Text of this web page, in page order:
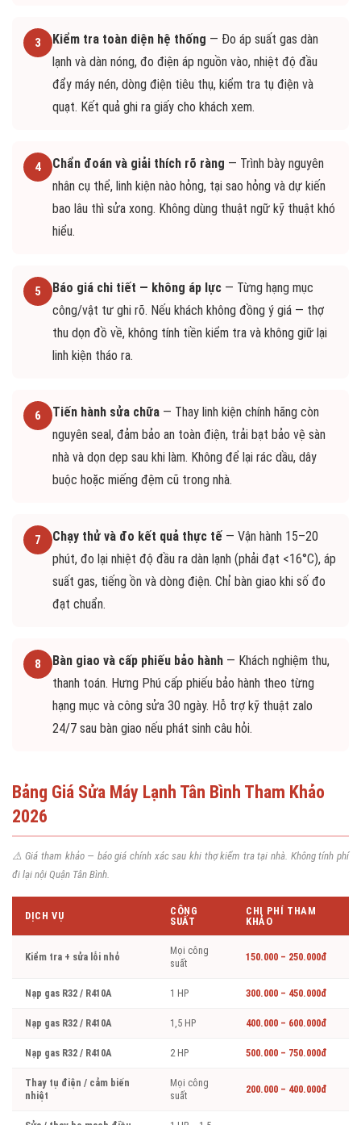
3 Kiểm tra toàn diện hệ thống — Đo áp suất gas dàn
lạnh và dàn nóng, đo điện áp nguồn vào, nhiệt độ đầu
đẩy máy nén, dòng điện tiêu thụ, kiểm tra tụ điện và
quạt. Kết quả ghi ra giấy cho khách xem.
4 Chẩn đoán và giải thích rõ ràng — Trình bày nguyên
nhân cụ thể, linh kiện nào hỏng, tại sao hỏng và dự kiến
bao lâu thì sửa xong. Không dùng thuật ngữ kỹ thuật khó
hiểu.
5 Báo giá chi tiết — không áp lực — Từng hạng mục
công/vật tư ghi rõ. Nếu khách không đồng ý giá — thợ
thu dọn đồ về, không tính tiền kiểm tra và không giữ lại
linh kiện tháo ra.
6 Tiến hành sửa chữa — Thay linh kiện chính hãng còn
nguyên seal, đảm bảo an toàn điện, trải bạt bảo vệ sàn
nhà và dọn dẹp sau khi làm. Không để lại rác dầu, dây
buộc hoặc miếng đệm cũ trong nhà.
7 Chạy thử và đo kết quả thực tế — Vận hành 15–20
phút, đo lại nhiệt độ đầu ra dàn lạnh (phải đạt <16°C), áp
suất gas, tiếng ồn và dòng điện. Chỉ bàn giao khi số đo
đạt chuẩn.
8 Bàn giao và cấp phiếu bảo hành — Khách nghiệm thu,
thanh toán. Hưng Phú cấp phiếu bảo hành theo từng
hạng mục và công sửa 30 ngày. Hỗ trợ kỹ thuật zalo
24/7 sau bàn giao nếu phát sinh câu hỏi.
Bảng Giá Sửa Máy Lạnh Tân Bình Tham Khảo
2026
⚠️ Giá tham khảo — báo giá chính xác sau khi thợ kiểm tra tại nhà. Không tính phí
đi lại nội Quận Tân Bình.
DỊCH VỤ
CÔNG
SUẤT
CHI PHÍ THAM
KHẢO
Kiểm tra + sửa lỗi nhỏ
Mọi công
suất
150.000 – 250.000đ
Nạp gas R32 / R410A 1 HP 300.000 – 450.000đ
Nạp gas R32 / R410A 1,5 HP 400.000 – 600.000đ
Nạp gas R32 / R410A 2 HP 500.000 – 750.000đ
Thay tụ điện / cảm biến
nhiệt
Mọi công
suất
200.000 – 400.000đ